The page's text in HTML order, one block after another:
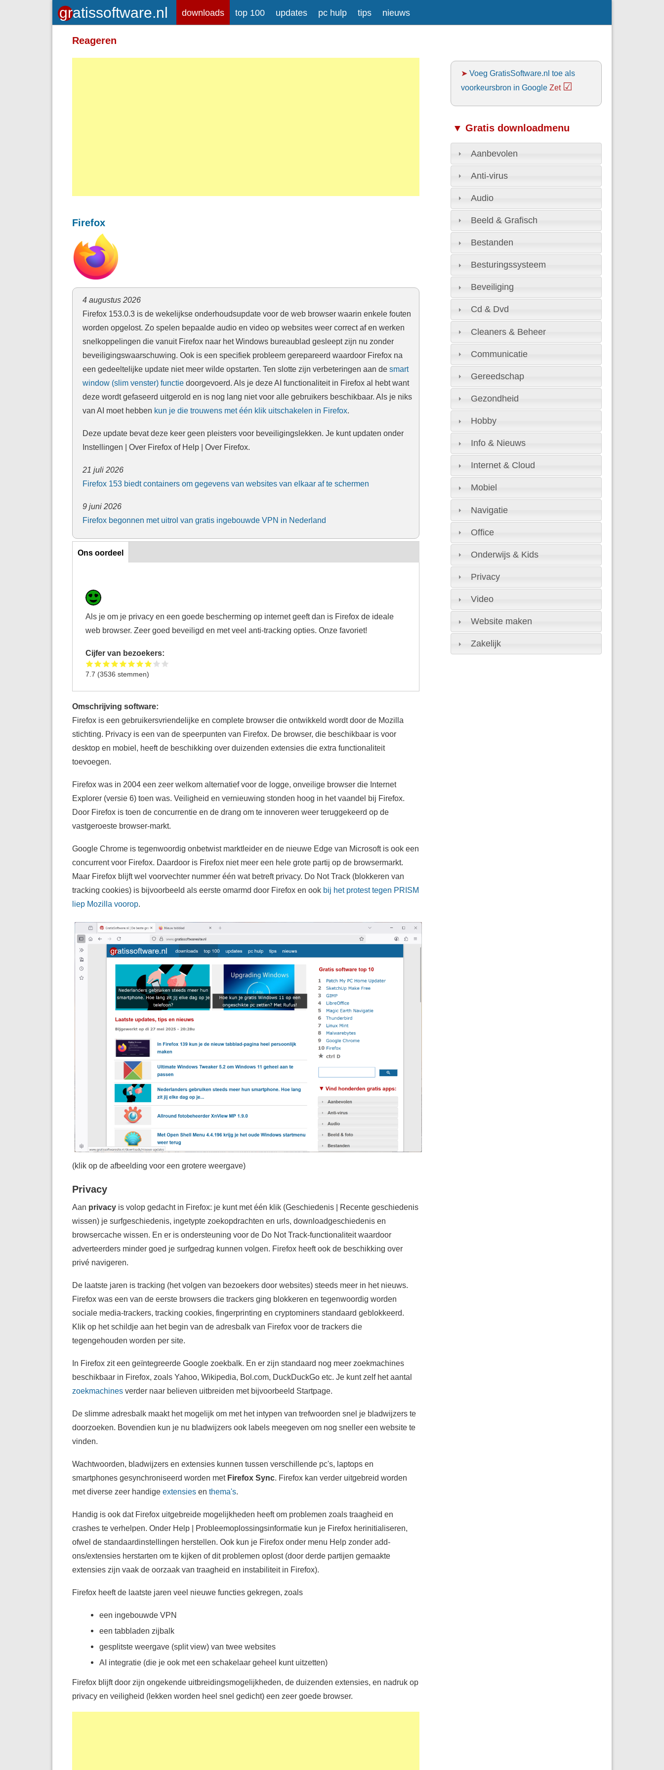
downloads top 100 updates pc hulp tips nieuws
Reageren
Firefox
4 augustus 2026
Firefox 153.0.3 is de wekelijkse onderhoudsupdate voor de web browser waarin enkele fouten
worden opgelost. Zo spelen bepaalde audio en video op websites weer correct af en werken
snelkoppelingen die vanuit Firefox naar het Windows bureaublad gesleept zijn nu zonder
beveiligingswaarschuwing. Ook is een specifiek probleem gerepareerd waardoor Firefox na
een gedeeltelijke update niet meer wilde opstarten. Ten slotte zijn verbeteringen aan de smart
window (slim venster) functiedoorgevoerd. Als je deze AI functionaliteit in Firefox al hebt want
deze wordt gefaseerd uitgerold en is nog lang niet voor alle gebruikers beschikbaar. Als je niks
van AI moet hebben kun je die trouwens met één klik uitschakelen in Firefox.
Deze update bevat deze keer geen pleisters voor beveiligingslekken. Je kunt updaten onder
Instellingen | Over Firefox of Help | Over Firefox.
21 juli 2026
Firefox 153 biedt containers om gegevens van websites van elkaar af te schermen
9 juni 2026
Firefox begonnen met uitrol van gratis ingebouwde VPN in Nederland
Ons oordeel
Ons oordeel
Als je om je privacy en een goede bescherming op internet geeft dan is Firefox de ideale
web browser. Zeer goed beveiligd en met veel anti-tracking opties. Onze favoriet!
Cijfer van bezoekers:
7.7 (3536 stemmen)
Omschrijving software:
Firefox is een gebruikersvriendelijke en complete browser die ontwikkeld wordt door de Mozilla
stichting. Privacy is een van de speerpunten van Firefox. De browser, die beschikbaar is voor
desktop en mobiel, heeft de beschikking over duizenden extensies die extra functionaliteit
toevoegen.
Firefox was in 2004 een zeer welkom alternatief voor de logge, onveilige browser die Internet
Explorer (versie 6) toen was. Veiligheid en vernieuwing stonden hoog in het vaandel bij Firefox.
Door Firefox is toen de concurrentie en de drang om te innoveren weer teruggekeerd op de
vastgeroeste browser-markt.
Google Chrome is tegenwoordig onbetwist marktleider en de nieuwe Edge van Microsoft is ook een
concurrent voor Firefox. Daardoor is Firefox niet meer een hele grote partij op de browsermarkt.
Maar Firefox blijft wel voorvechter nummer één wat betreft privacy. Do Not Track (blokkeren van
tracking cookies) is bijvoorbeeld als eerste omarmd door Firefox en ook bij het protest tegen PRISM
liep Mozilla voorop.
(klik op de afbeelding voor een grotere weergave)
Privacy
Aan privacyis volop gedacht in Firefox: je kunt met één klik (Geschiedenis | Recente geschiedenis
wissen) je surfgeschiedenis, ingetypte zoekopdrachten en urls, downloadgeschiedenis en
browsercache wissen. En er is ondersteuning voor de Do Not Track-functionaliteit waardoor
adverteerders minder goed je surfgedrag kunnen volgen. Firefox heeft ook de beschikking over
privé navigeren.
De laatste jaren is tracking (het volgen van bezoekers door websites) steeds meer in het nieuws.
Firefox was een van de eerste browsers die trackers ging blokkeren en tegenwoordig worden
sociale media-trackers, tracking cookies, fingerprinting en cryptominers standaard geblokkeerd.
Klik op het schildje aan het begin van de adresbalk van Firefox voor de trackers die
tegengehouden worden per site.
In Firefox zit een geïntegreerde Google zoekbalk. En er zijn standaard nog meer zoekmachines
beschikbaar in Firefox, zoals Yahoo, Wikipedia, Bol.com, DuckDuckGo etc. Je kunt zelf het aantal
zoekmachinesverder naar believen uitbreiden met bijvoorbeeld Startpage.
De slimme adresbalk maakt het mogelijk om met het intypen van trefwoorden snel je bladwijzers te
doorzoeken. Bovendien kun je nu bladwijzers ook labels meegeven om nog sneller een website te
vinden.
Wachtwoorden, bladwijzers en extensies kunnen tussen verschillende pc's, laptops en
smartphones gesynchroniseerd worden met Firefox Sync. Firefox kan verder uitgebreid worden
met diverse zeer handige extensiesen thema's.
Handig is ook dat Firefox uitgebreide mogelijkheden heeft om problemen zoals traagheid en
crashes te verhelpen. Onder Help | Probleemoplossingsinformatie kun je Firefox herinitialiseren,
ofwel de standaardinstellingen herstellen. Ook kun je Firefox onder menu Help zonder add-
ons/extensies herstarten om te kijken of dit problemen oplost (door derde partijen gemaakte
extensies zijn vaak de oorzaak van traagheid en instabiliteit in Firefox).
Firefox heeft de laatste jaren veel nieuwe functies gekregen, zoals
een ingebouwde VPN
een tabbladen zijbalk
gesplitste weergave (split view) van twee websites
AI integratie (die je ook met een schakelaar geheel kunt uitzetten)
Firefox blijft door zijn ongekende uitbreidingsmogelijkheden, de duizenden extensies, en nadruk op
privacy en veiligheid (lekken worden heel snel gedicht) een zeer goede browser.
Meer informatie over tekstopmaak
Toegelaten HTML-tags: <em> <strong>
<br> <p>
Adressen van webpagina's en e-mailadressen worden automatisch naar links omgezet.
➤Voeg GratisSoftware.nl toe als
voorkeursbron in Google Zet ☑
▼ Gratis downloadmenu
Aanbevolen
Anti-virus
Audio
Beeld & Grafisch
Bestanden
Besturingssysteem
Beveiliging
Cd & Dvd
Cleaners & Beheer
Communicatie
Gereedschap
Gezondheid
Hobby
Info & Nieuws
Internet & Cloud
Mobiel
Navigatie
Office
Onderwijs & Kids
Privacy
Video
Website maken
Zakelijk